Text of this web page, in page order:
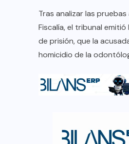
Tras analizar las
Fiscalía, el tribunal
de prisión, que la
homicidio de la